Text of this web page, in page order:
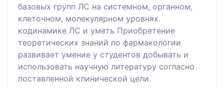
базовых групп ЛС на системном, органном,
клеточном, молекулярном уровнях.
кодинамике ЛС и уметь Приобретение
теоретических знаний по фармакологии
развивает умение у студентов добывать и
использовать научную литературу согласно
поставленной клинической цели.